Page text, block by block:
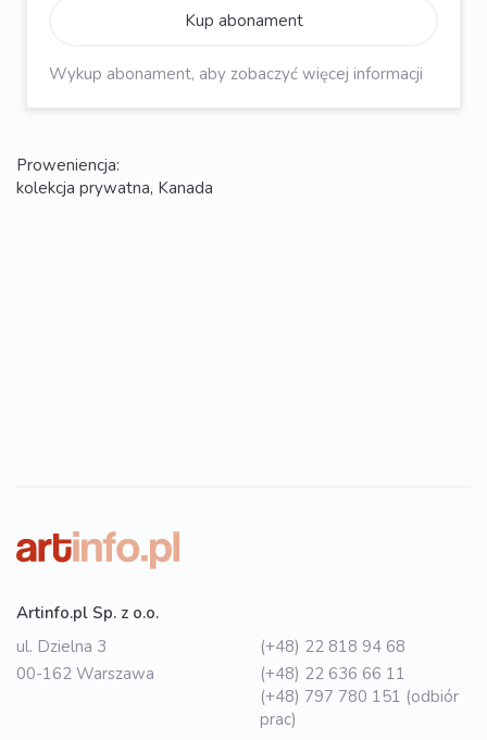
Kup abonament
Wykup abonament, aby zobaczyć więcej informacji
Proweniencja:
kolekcja prywatna, Kanada
Artinfo.pl Sp. z o.o.
ul. Dzielna 3
00-162 Warszawa
(+48) 22 818 94 68
(+48) 22 636 66 11
(+48) 797 780 151 (odbiór
prac)